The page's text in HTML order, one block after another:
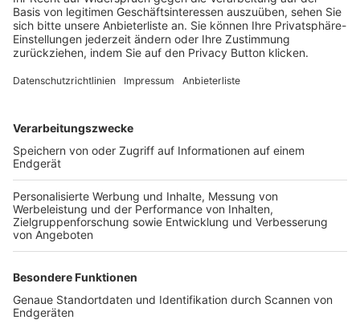
Login SpielPlus
FOLGE DEM BFV
TOP-VEREINE
TOP-PARTNER